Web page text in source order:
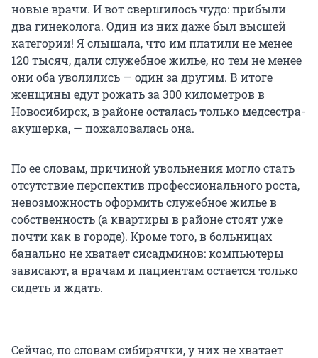
новые врачи. И вот свершилось чудо: прибыли
два гинеколога. Один из них даже был высшей
категории! Я слышала, что им платили не менее
120 тысяч, дали служебное жилье, но тем не менее
они оба уволились — один за другим. В итоге
женщины едут рожать за 300 километров в
Новосибирск, в районе осталась только медсестра-
акушерка, — пожаловалась она.
По ее словам, причиной увольнения могло стать
отсутствие перспектив профессионального роста,
невозможность оформить служебное жилье в
собственность (а квартиры в районе стоят уже
почти как в городе). Кроме того, в больницах
банально не хватает сисадминов: компьютеры
зависают, а врачам и пациентам остается только
сидеть и ждать.
Сейчас, по словам сибирячки, у них не хватает